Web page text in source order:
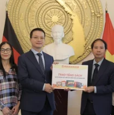
SARS-CoV-2. (Ảnh:
của Bộ Y tế về tình
ngày 18/6 đến 6h
94 ca mắc
thành phố nâng